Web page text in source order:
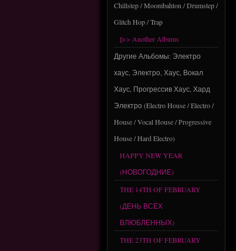
Chillstep / Moombahton / Drumstep /
Glitch Hop / Trap
||>> Another Albums
Другие Альбомы: Электро
хаус, Электро, Хаус, Вокал
Хаус, Прогрессив Хаус, Хард
Электро (Electro House / Electro /
House / Vocal House / Progressive
House / Hard Electro)
HAPPY NEW YEAR
(НОВОГОДНИЕ)
THE 14TH OF FEBRUARY
(ДЕНЬ ВСЕХ
ВЛЮБЛЕННЫХ)
THE 23TH OF FEBRUARY